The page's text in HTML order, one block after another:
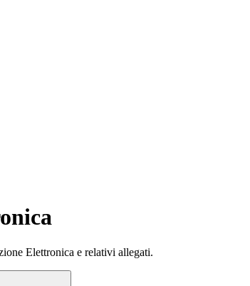
Elettronica e relativi allegati.